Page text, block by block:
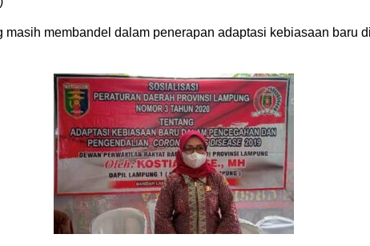
masih membandel dalam penerapan adaptasi kebiasaan baru